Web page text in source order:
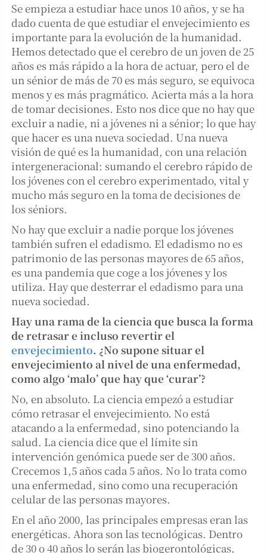
Se empieza a estudiar hace unos 10 años, y se ha
dado cuenta de que estudiar el envejecimiento es
importante para la evolución de la humanidad.
Hemos detectado que el cerebro de un joven de 25
años es más rápido a la hora de actuar, pero el de
un sénior de más de 70 es más seguro, se equivoca
menos y es más pragmático. Acierta más a la hora
de tomar decisiones. Esto nos dice que no hay que
excluir a nadie, ni a jóvenes ni a sénior; lo que hay
que hacer es una nueva sociedad. Una nueva
visión de qué es la humanidad, con una relación
intergeneracional: sumando el cerebro rápido de
los jóvenes con el cerebro experimentado, vital y
mucho más seguro en la toma de decisiones de
los séniors.
No hay que excluir a nadie porque los jóvenes
también sufren el edadismo. El edadismo no es
patrimonio de las personas mayores de 65 años,
es una pandemia que coge a los jóvenes y los
utiliza. Hay que desterrar el edadismo para una
nueva sociedad.
Hay una rama de la ciencia que busca la forma
de retrasar e incluso revertir el
envejecimiento. ¿No supone situar el
envejecimiento al nivel de una enfermedad,
como algo ‘malo’ que hay que ‘curar’?
No, en absoluto. La ciencia empezó a estudiar
cómo retrasar el envejecimiento. No está
atacando a la enfermedad, sino potenciando la
salud. La ciencia dice que el límite sin
intervención genómica puede ser de 300 años.
Crecemos 1,5 años cada 5 años. No lo trata como
una enfermedad, sino como una recuperación
celular de las personas mayores.
En el año 2000, las principales empresas eran las
energéticas. Ahora son las tecnológicas. Dentro
de 30 o 40 años lo serán las biogerontológicas,